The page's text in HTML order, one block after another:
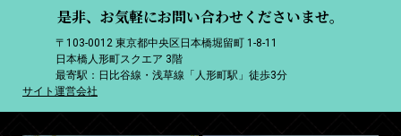
是非、お気軽にお問い合わせくださいませ。
〒103-0012 東京都中央区日本橋堀留町 1-8-11
日本橋人形町スクエア 3階
最寄駅：日比谷線・浅草線「人形町駅」徒歩3分
サイト運営会社